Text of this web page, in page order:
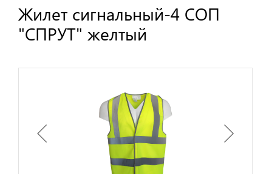
Защитная
Жилет сигнальный-4 СОП
"СПРУТ" желтый